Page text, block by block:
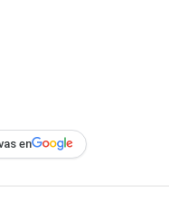
en